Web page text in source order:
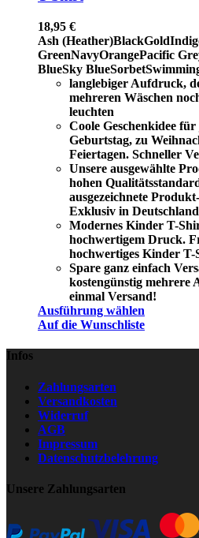
18,95 €
Ash (Heather)BlackGold
GreenNavyOrangePacific
BlueSky BlueSorbet
langlebiger Aufdruck,
mehreren Wäschen
leuchten
Coole Geschenkidee
Geburtstag, zu
Feiertagen. Schneller
Unsere ausgewählte
hohen
ausgezeichnete
Exklusiv in
Modernes Kinder T-
hochwertigem Druck.
hochwertiges Kinder T-
Spare ganz einfach
kostengünstig mehrere
einmal Versand!
Ausführung wählen
Auf die Wunschliste
Infos
Zahlungsarten
Versandkosten
Widerruf
AGB
Impressum
Datenschutzbelehrung
Unsere Zahlungsarten